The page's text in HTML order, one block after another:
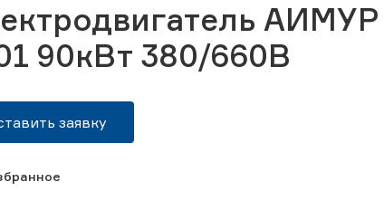
90кВт 380/660В
заявку